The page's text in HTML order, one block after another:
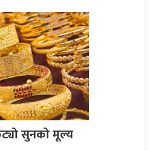
सुनको मूल्य